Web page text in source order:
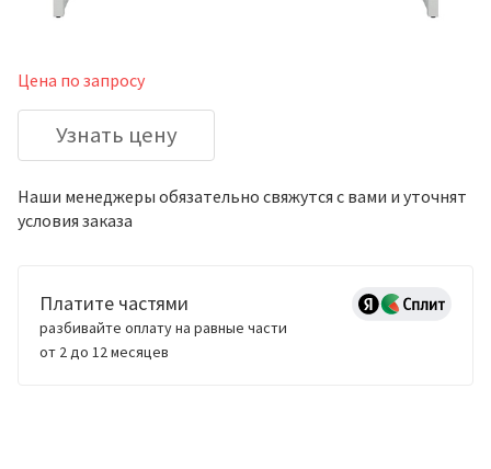
Цена по запросу
Узнать цену
Наши менеджеры обязательно свяжутся с вами и уточнят
условия заказа
Платите частями
разбивайте оплату на равные части
от 2 до 12 месяцев